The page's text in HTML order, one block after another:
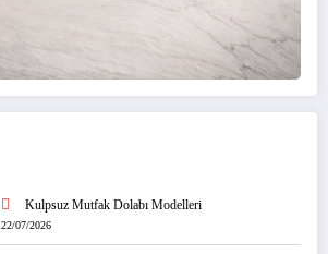
Kulpsuz Mutfak Dolabı Modelleri
22/07/2026